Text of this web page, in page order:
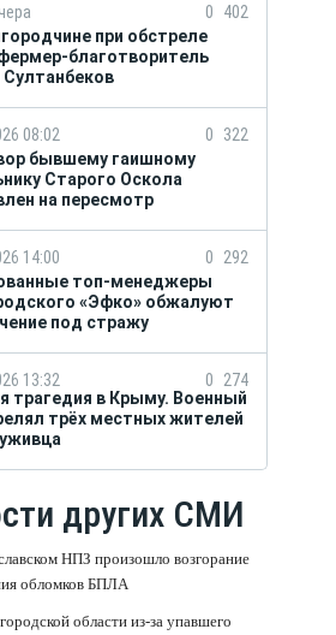
на
Не ешьте эту
готовую еду из
магазина: список
0
402
при обстреле
благотворитель
Султанбеков
08:02 0
322
бывшему гаишному
Старого Оскола
на пересмотр
14:00 0
292
топ-менеджеры
«Эфко» обжалуют
под стражу
13:32 0
274
трагедия в Крыму. Военный
трёх местных жителей
других СМИ
НПЗ произошло возгорание
обломков БПЛА
области из-за упавшего